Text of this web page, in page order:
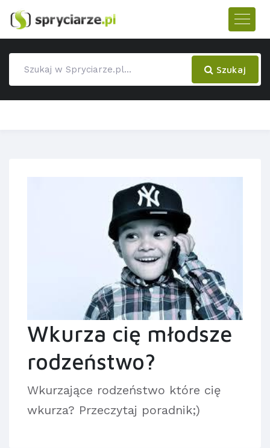
Szukaj
Wkurza cię młodsze
rodzeństwo?
Wkurzające rodzeństwo które cię
wkurza? Przeczytaj poradnik;)